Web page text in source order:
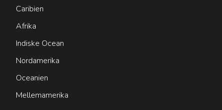
Caribien
Afrika
Indiske Ocean
Nordamerika
Oceanien
Mellemamerika